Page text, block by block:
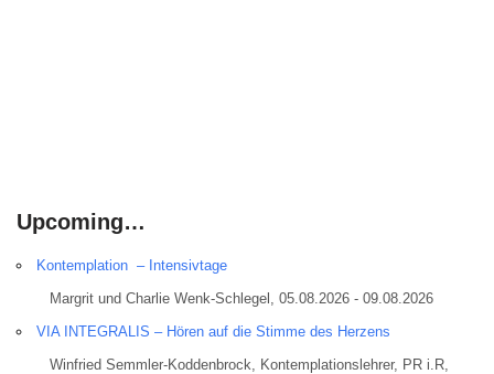
Upcoming…
Kontemplation – Intensivtage
Margrit und Charlie Wenk-Schlegel, 05.08.2026 - 09.08.2026
VIA INTEGRALIS – Hören auf die Stimme des Herzens
Winfried Semmler-Koddenbrock, Kontemplationslehrer, PR i.R,